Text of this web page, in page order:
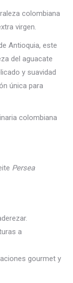
colombiana
virgen.
Antioquia, este
del aguacate
y suavidad
única para
colombiana
Persea
a
gourmet y